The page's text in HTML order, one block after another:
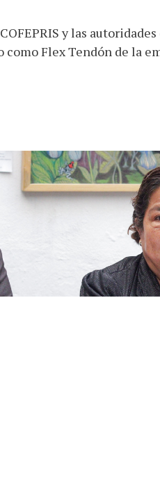
y las
Flex Tendón de la